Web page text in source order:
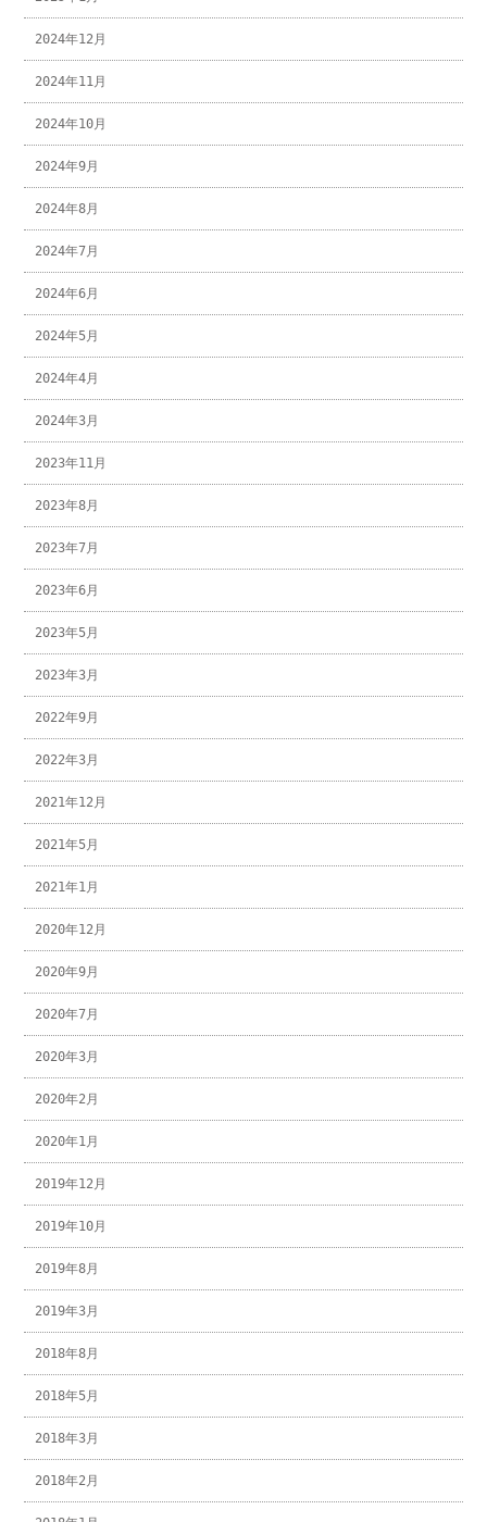
2024年12月
2024年11月
2024年10月
2024年9月
2024年8月
2024年7月
2024年6月
2024年5月
2024年4月
2024年3月
2023年11月
2023年8月
2023年7月
2023年6月
2023年5月
2023年3月
2022年9月
2022年3月
2021年12月
2021年5月
2021年1月
2020年12月
2020年9月
2020年7月
2020年3月
2020年2月
2020年1月
2019年12月
2019年10月
2019年8月
2019年3月
2018年8月
2018年5月
2018年3月
2018年2月